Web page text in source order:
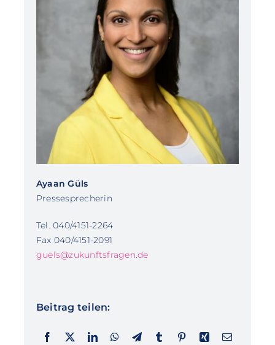
Ayaan Güls
Pressesprecherin
Tel. 040/4151-2264
Fax 040/4151-2091
guels@zukunftsfragen.de
Beitrag teilen: